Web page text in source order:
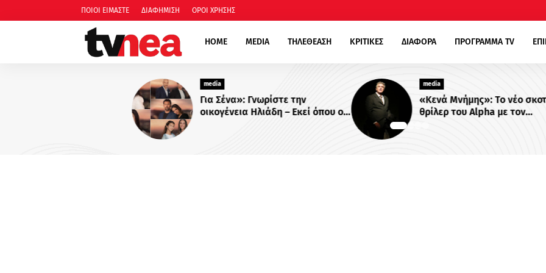
ΠΟΙΟΙ ΕΙΜΑΣΤΕ ΔΙΑΦΗΜΙΣΗ ΟΡΟΙ ΧΡΗΣΗΣ
HOME MEDIA ΤΗΛΕΘΕΑΣΗ ΚΡΙΤΙΚΕΣ ΔΙΑΦΟΡΑ ΠΡΟΓΡΑΜΜΑ TV
media
Για Σένα»: Γνωρίστε την
οικογένεια Ηλιάδη – Εκεί όπου οι
πιο δυνατοί δεσμοί δοκιμάζονται
περισσότερο !
media
«Κενά Μνήμης»: Το νέο σκοτεινό
θρίλερ του Alpha με τον
Βλαδίμηρο Κυριακίδη